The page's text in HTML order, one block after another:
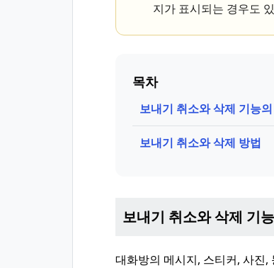
지가 표시되는 경우도
목차
보내기 취소와 삭제 기능
보내기 취소와 삭제 방법
보내기 취소와 삭제 기
대화방의 메시지, 스티커, 사진,